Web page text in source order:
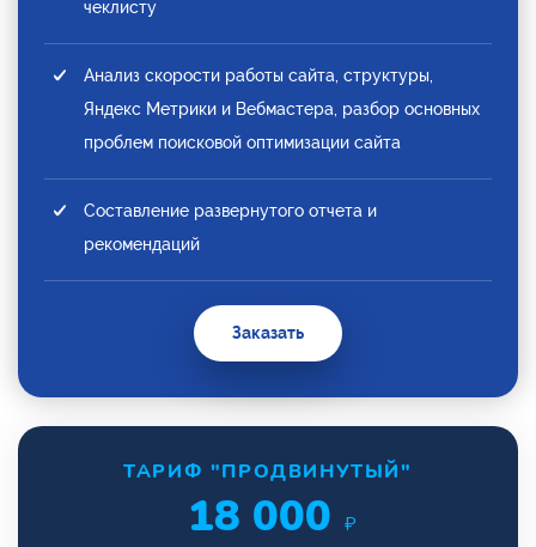
чеклисту
Анализ скорости работы сайта, структуры,
Яндекс Метрики и Вебмастера, разбор основных
проблем поисковой оптимизации сайта
Составление развернутого отчета и
рекомендаций
Заказать
ТАРИФ "ПРОДВИНУТЫЙ"
18 000 ₽